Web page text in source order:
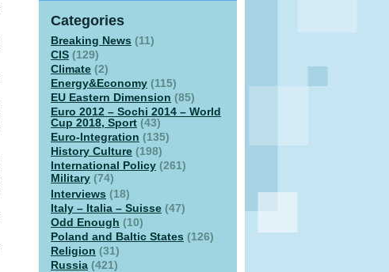
Categories
Breaking News (11)
CIS (129)
Climate (2)
Energy&Economy (115)
EU Eastern Dimension (85)
Euro 2012 – Sochi 2014 – World
Cup 2018, Sport (43)
Euro-Integration (135)
History Culture (198)
International Policy (261)
Military (74)
Interviews (18)
Italy – Italia – Suisse (47)
Odd Enough (10)
Poland and Baltic States (126)
Religion (31)
Russia (421)